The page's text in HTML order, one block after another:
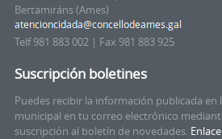
Bertamiráns (Ames)
Telf 981 883 002 | Fax 981 883 925
Suscripción boletines
Puedes recibir la información publicada en
municipal en tu correo electrónico
suscripción al boletín de novedades.